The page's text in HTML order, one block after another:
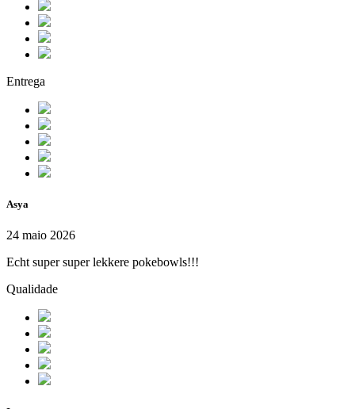
Entrega
Asya
24 maio 2026
Echt super super lekkere pokebowls!!!
Qualidade